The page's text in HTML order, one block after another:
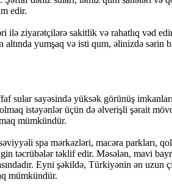
edir.
ziyarətçilərə sakitlik və rahatlıq vəd
altında yumşaq və isti qum, əlinizdə
sular sayəsində yüksək görünüş
istəyənlər üçün də əlverişli şərait
mümkündür.
spa mərkəzləri, macəra parkları,
təcrübələr təklif edir. Məsələn, mavi
Eyni şəkildə, Türkiyənin ən
mümkündür.